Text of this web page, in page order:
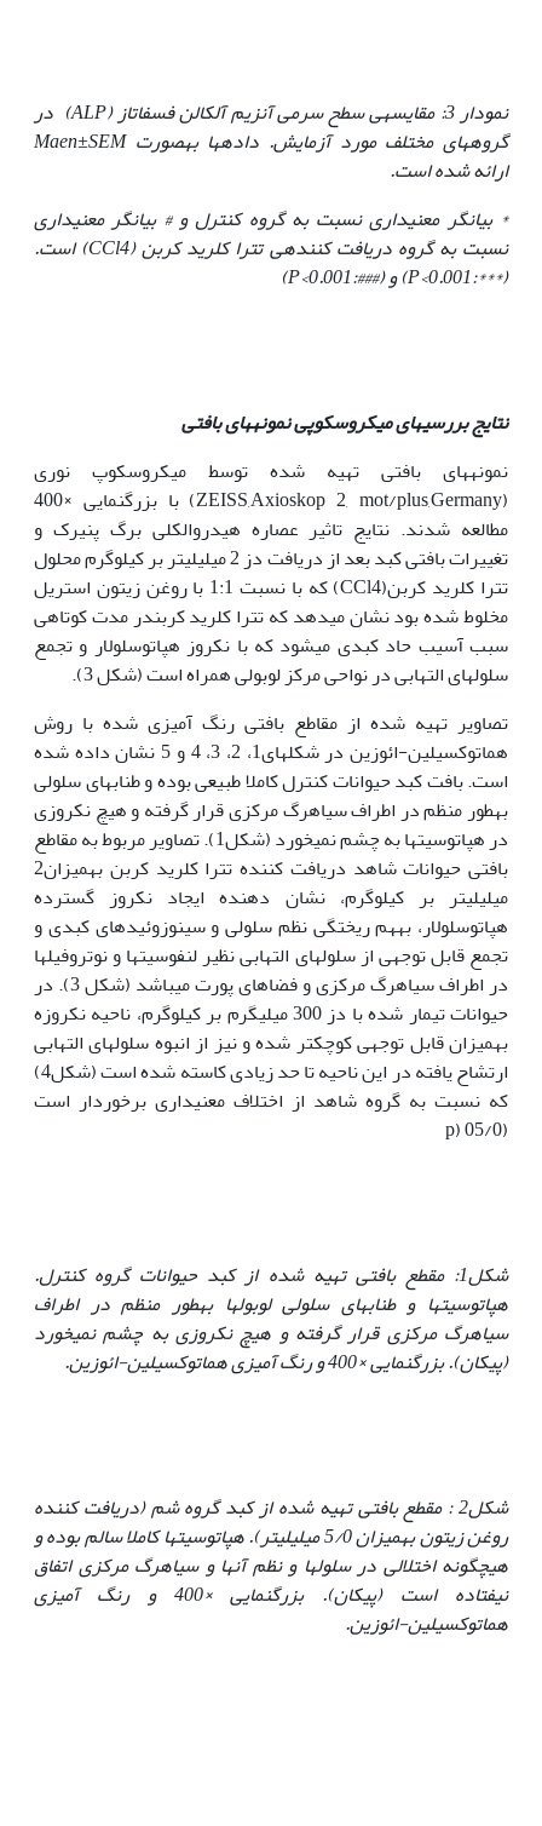
نمودار 3: مقایسه­ی سطح سرمی آنزیم آلکالن فسفاتاز ( ALP) در
گروه­های مختلف مورد آزمایش. داده‏ها به‏صورتMaen±SEM
ارائه شده است.
* بیانگر معنی‏داری نسبت به گروه کنترل و# بیانگر معنی‏داری
نسبت به گروه دریافت کننده­ی تترا کلرید کربن(CCl4)
است.
(
***:P<0.001 ) و (###:P<0.001
)
نتایج بررسی­های میکروسکوپی نمونه‏های بافتی
نمونه­های بافتی تهیه شده توسط میکروسکوپ نوری
(ZEISS,Axioskop 2, mot/plus,Germany) با بزرگنمایی ×400
مطالعه شدند. نتایج تاثیر عصاره هیدروالکلی برگ پنیرک و
تغییرات بافتی کبد بعد از دریافت دز 2 میلی‏لیتر بر کیلوگرم محلول
تترا کلرید کربن(CCl4) که با نسبت 1:1 با روغن زیتون استریل
مخلوط شده بود نشان می­دهد که تترا کلرید کربندر مدت کوتاهی
سبب آسیب حاد کبدی می‏شود که با نکروز هپاتوسلولار و تجمع
سلول‏های التهابی در نواحی مرکز لوبولی همراه است (شکل 3).
تصاویر تهیه شده از مقاطع بافتی رنگ آمیزی شده با روش
هماتوکسیلین-ائوزین در شکل­های1، 2، 3، 4 و 5 نشان داده شده
است. بافت کبد حیوانات کنترل کاملا طبیعی بوده و طناب­های سلولی
به‏طور منظم در اطراف سیاهرگ مرکزی قرار گرفته و هیچ نکروزی
در هپاتوسیت­ها به چشم نمی­خورد (شکل1). تصاویر مربوط به مقاطع
بافتی حیوانات شاهد دریافت کننده تترا کلرید کربن به‏میزان2
میلی‏لیتر بر کیلوگرم، نشان دهنده ایجاد نکروز گسترده
هپاتوسلولار، به‏هم ریختگی نظم سلولی و سینوزوئیدهای کبدی و
تجمع قابل توجهی از سلول‏های التهابی نظیر لنفوسیت­ها و نوتروفیل­ها
در اطراف سیاهرگ مرکزی و فضاهای پورت می­باشد (شکل 3). در
حیوانات تیمار شده با دز 300 میلی‏گرم بر کیلوگرم، ناحیه نکروزه
به‏میزان قابل توجهی کوچک­تر شده و نیز از انبوه سلول‏های التهابی
ارتشاح یافته در این ناحیه تا حد زیادی کاسته شده است (شکل4)
که نسبت به گروه شاهد از اختلاف معنی‏داری برخوردار است
(05/0 (p
شکل1: مقطع بافتی تهیه شده از کبد حیوانات گروه کنترل.
هپاتوسیت­ها و طناب­های سلولی لوبول­ها به‏طور منظم در اطراف
سیاهرگ مرکزی قرار گرفته و هیچ نکروزی به چشم نمی­خورد
(پیکان). بزرگنمایی×400 و رنگ آمیزی هماتوکسیلین-ائوزین.
شکل2 : مقطع بافتی تهیه شده از کبد گروه شم (دریافت کننده
روغن زیتون به‏میزان 5/0 میلی‏لیتر).
هپاتوسیت­ها کاملا سالم بوده و
هیچگونه اختلالی در سلول‏ها و نظم آن­ها و سیاهرگ مرکزی اتفاق
نیفتاده است (پیکان). بزرگنمایی×
400 و رنگ آمیزی
هماتوکسیلین-ائوزین.